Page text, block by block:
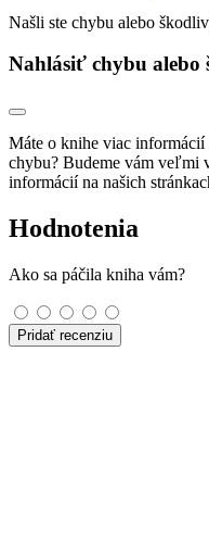
Našli ste chybu alebo
Nahlásiť chybu alebo
Máte o knihe viac informácií
chybu? Budeme vám veľmi
informácií na našich
Hodnotenia
Ako sa páčila kniha vám?
Pridať recenziu